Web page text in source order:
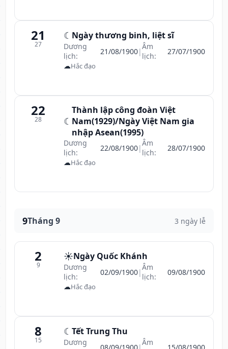
21
27
☾ Ngày thương binh, liệt sĩ
Dương
lịch:
21/08/1900|Âm
lịch:
27/07/1900
☁Hắc đạo
22
28 ☾
Thành lập công đoàn Việt
Nam(1929)/Ngày Việt Nam gia
nhập Asean(1995)
Dương
lịch:
22/08/1900|Âm
lịch:
28/07/1900
☁Hắc đạo
9Tháng 9 3 ngày lễ
2
9
☀️Ngày Quốc Khánh
Dương
lịch:
02/09/1900|Âm
lịch:
09/08/1900
☁Hắc đạo
8
15
☾ Tết Trung Thu
Dương
08/09/1900|Âm
15/08/1900